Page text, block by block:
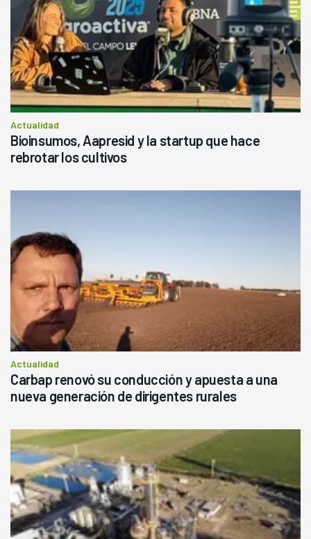
Actualidad
Bioinsumos, Aapresid y la startup que hace
rebrotar los cultivos
Actualidad
Carbap renovó su conducción y apuesta a una
nueva generación de dirigentes rurales